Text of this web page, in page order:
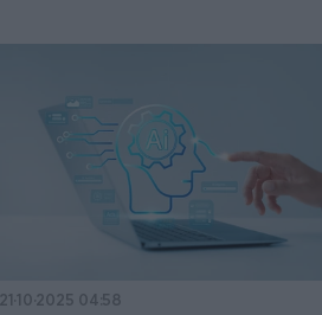
21·10·2025 04:58